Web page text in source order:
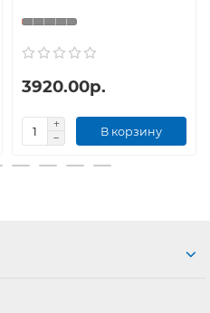
3920.00р.
В корзину